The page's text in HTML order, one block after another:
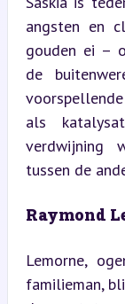
angsten en
gouden ei –
de
als
verdwijning
tussen de
Raymond
Lemorne,
familieman,